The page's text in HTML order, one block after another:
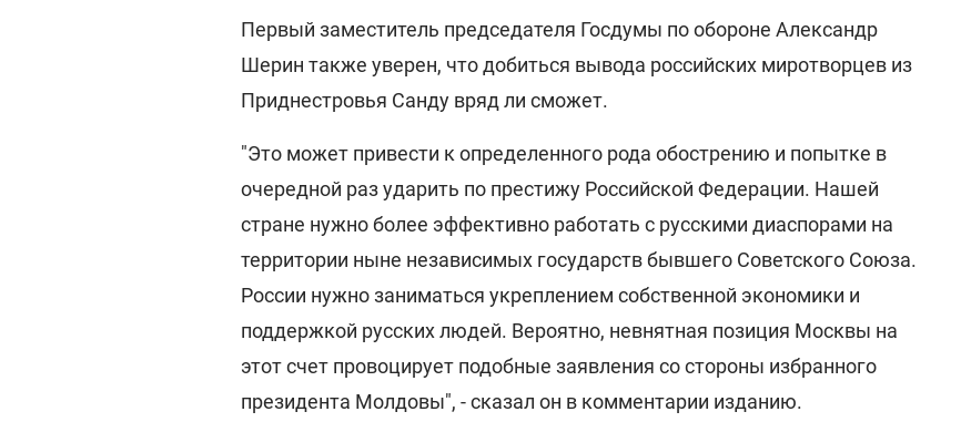
Первый заместитель председателя Госдумы по обороне Александр
Шерин также уверен, что добиться вывода российских миротворцев из
Приднестровья Санду вряд ли сможет.
"Это может привести к определенного рода обострению и попытке в
очередной раз ударить по престижу Российской Федерации. Нашей
стране нужно более эффективно работать с русскими диаспорами на
территории ныне независимых государств бывшего Советского Союза.
России нужно заниматься укреплением собственной экономики и
поддержкой русских людей. Вероятно, невнятная позиция Москвы на
этот счет провоцирует подобные заявления со стороны избранного
президента Молдовы", - сказал он в комментарии изданию.